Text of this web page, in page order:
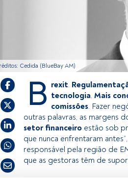
Cedida (BlueBay AM)
B rexit.
tecnologia. Mais
comissões. Fazer
outras palavras, as margens
setor financeiro estão sob
que nunca enfrentaram
responsável pela região de
que as gestoras têm de